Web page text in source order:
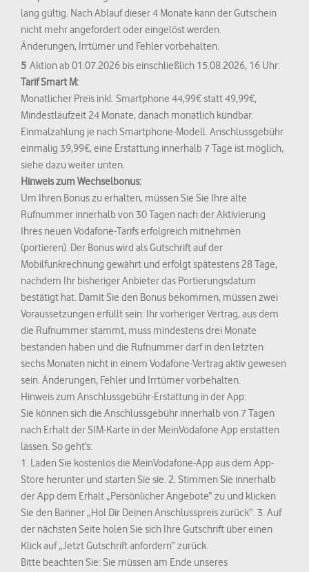
lang gültig. Nach Ablauf dieser 4 Monate kann der Gutschein
nicht mehr angefordert oder eingelöst werden.
Änderungen, Irrtümer und Fehler vorbehalten.
5 Aktion ab 01.07.2026 bis einschließlich 15.08.2026, 16 Uhr:
Tarif Smart M:
Monatlicher Preis inkl. Smartphone 44,99€ statt 49,99€,
Mindestlaufzeit 24 Monate, danach monatlich kündbar.
Einmalzahlung je nach Smartphone-Modell. Anschlussgebühr
einmalig 39,99€, eine Erstattung innerhalb 7 Tage ist möglich,
siehe dazu weiter unten.
Hinweis zum Wechselbonus:
Um Ihren Bonus zu erhalten, müssen Sie Sie Ihre alte
Rufnummer innerhalb von 30 Tagen nach der Aktivierung
Ihres neuen Vodafone-Tarifs erfolgreich mitnehmen
(portieren). Der Bonus wird als Gutschrift auf der
Mobilfunkrechnung gewährt und erfolgt spätestens 28 Tage,
nachdem Ihr bisheriger Anbieter das Portierungsdatum
bestätigt hat. Damit Sie den Bonus bekommen, müssen zwei
Voraussetzungen erfüllt sein: Ihr vorheriger Vertrag, aus dem
die Rufnummer stammt, muss mindestens drei Monate
bestanden haben und die Rufnummer darf in den letzten
sechs Monaten nicht in einem Vodafone-Vertrag aktiv gewesen
sein. Änderungen, Fehler und Irrtümer vorbehalten.
Hinweis zum Anschlussgebühr-Erstattung in der App:
Sie können sich die Anschlussgebühr innerhalb von 7 Tagen
nach Erhalt der SIM-Karte in der MeinVodafone App erstatten
lassen. So geht’s:
1. Laden Sie kostenlos die MeinVodafone-App aus dem App-
Store herunter und starten Sie sie. 2. Stimmen Sie innerhalb
der App dem Erhalt „Persönlicher Angebote“ zu und klicken
Sie den Banner „Hol Dir Deinen Anschlusspreis zurück“. 3. Auf
der nächsten Seite holen Sie sich Ihre Gutschrift über einen
Klick auf „Jetzt Gutschrift anfordern“ zurück.
Bitte beachten Sie: Sie müssen am Ende unseres